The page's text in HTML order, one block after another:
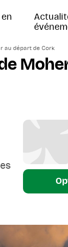
au départ de Cork